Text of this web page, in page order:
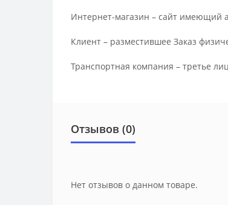
Интернет-магазин – сайт имеющий
Клиент – разместившее Заказ
Транспортная компания – третье
Отзывов (0)
Нет отзывов о данном товаре.